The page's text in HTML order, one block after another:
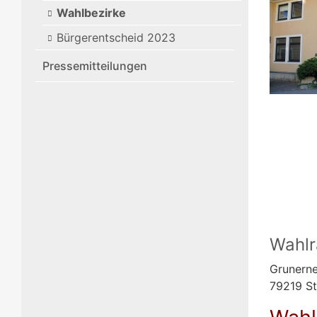
Wahlbezirke
Bürgerentscheid 2023
Pressemitteilungen
79219